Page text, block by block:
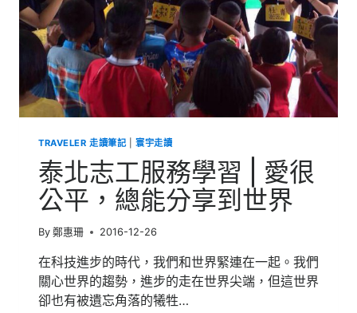
空
TRAVELER 走讀筆記| 寰宇走讀
泰北志工服務學習 | 愛很
公平，總能分享到世界
By 鄭惠珊 2016-12-26
在科技進步的時代，我們和世界緊連在一起。我們
關心世界的趨勢，進步的走在世界尖端，但這世界
卻也有被遺忘角落的犧牲…